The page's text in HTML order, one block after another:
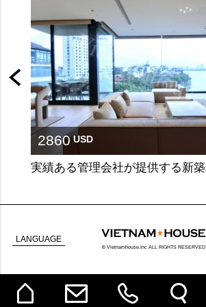
2860USD
LANGUAGE
© Vietnamhouse.Inc ALL RIGHTS RESERVED